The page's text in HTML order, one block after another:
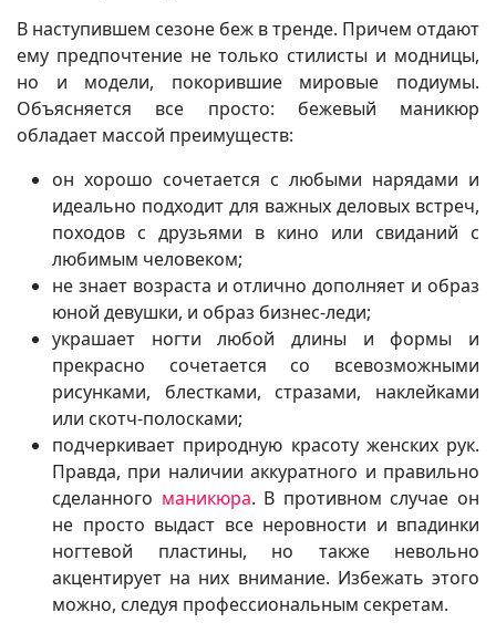
В наступившем сезоне беж в тренде. Причем отдают
ему предпочтение не только стилисты и модницы,
но и модели, покорившие мировые подиумы.
Объясняется все просто: бежевый маникюр
обладает массой преимуществ:
он хорошо сочетается с любыми нарядами и
идеально подходит для важных деловых встреч,
походов с друзьями в кино или свиданий с
любимым человеком;
не знает возраста и отлично дополняет и образ
юной девушки, и образ бизнес-леди;
украшает ногти любой длины и формы и
прекрасно сочетается со всевозможными
рисунками, блестками, стразами, наклейками
или скотч-полосками;
подчеркивает природную красоту женских рук.
Правда, при наличии аккуратного и правильно
сделанного маникюра. В противном случае он
не просто выдаст все неровности и впадинки
ногтевой пластины, но также невольно
акцентирует на них внимание. Избежать этого
можно, следуя профессиональным секретам.